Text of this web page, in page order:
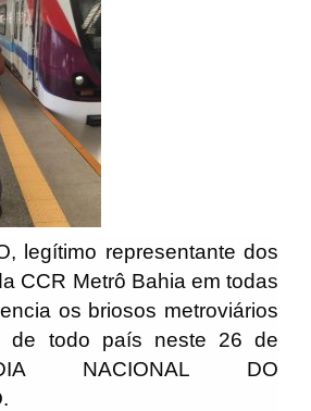
legítimo representante dos
CCR Metrô Bahia em todas
os briosos metroviários
de todo país neste 26 de
NACIONAL DO